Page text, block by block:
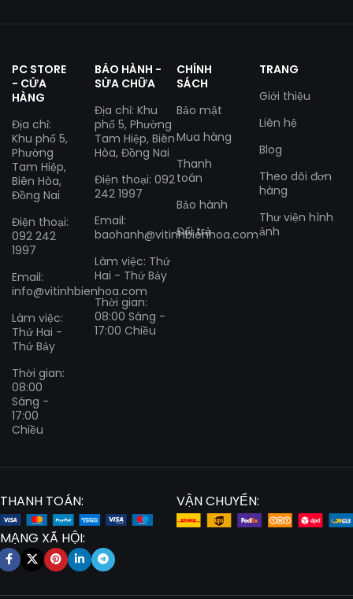
PC STORE
- CỬA
HÀNG
Địa chỉ:
Khu phố 5,
Phường
Tam Hiệp,
Biên Hòa,
Đồng Nai
Điện thoại:
092 242
1997
Email:
info@vitinhbienhoa.com
Làm việc:
Thứ Hai -
Thứ Bảy
Thời gian:
08:00
Sáng -
17:00
Chiều
BẢO HÀNH -
SỬA CHỮA
Địa chỉ: Khu
phố 5, Phường
Tam Hiệp, Biên
Hòa, Đồng Nai
Điện thoại: 092
242 1997
Email:
baohanh@vitinhbienhoa.com
Làm việc: Thứ
Hai - Thứ Bảy
Thời gian:
08:00 Sáng -
17:00 Chiều
CHÍNH
SÁCH
Bảo mật
Mua hàng
Thanh
toán
Bảo hành
Đổi trả
TRANG
Giới thiệu
Liên hệ
Blog
Theo dõi đơn
hàng
Thư viện hình
ảnh
THANH TOÁN: VẬN CHUYỂN:
MẠNG XÃ HỘI: